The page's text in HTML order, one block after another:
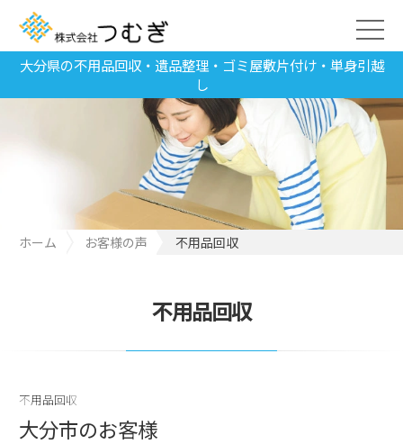
大分県の不用品回収・遺品整理・ゴミ屋敷片付け・単身引越
し
ホーム お客様の声 不用品回収
不用品回収
不用品回収
大分市のお客様